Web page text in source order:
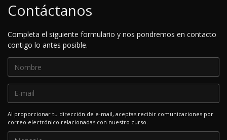
Contáctanos
Completa el siguiente formulario y nos pondremos en contacto
contigo lo antes posible.
Al proporcionar tu dirección de e-mail, aceptas recibir comunicaciones por
correo electrónico relacionadas con nuestro curso.